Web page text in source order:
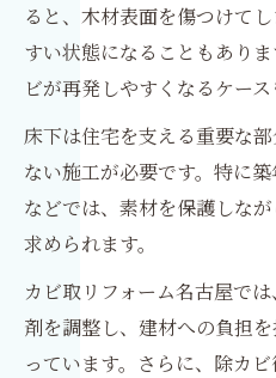
ると、木材表面を傷つけて
すい状態になることもあり
ビが再発しやすくなるケース
床下は住宅を支える重要な
ない施工が必要です。特に
などでは、素材を保護しな
求められます。
カビ取リフォーム名古屋で
剤を調整し、建材への負担
っています。さらに、除カ